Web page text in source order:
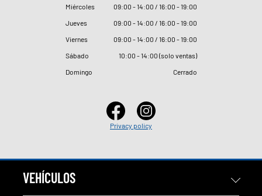
Miércoles
09:00 - 14:00 / 16:00 - 19:00
Jueves
09:00 - 14:00 / 16:00 - 19:00
Viernes
09:00 - 14:00 / 16:00 - 19:00
Sábado
10:00 - 14:00 (solo ventas)
Domingo
Cerrado
Privacy policy
VEHÍCULOS